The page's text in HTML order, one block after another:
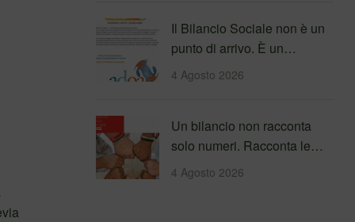
Il Bilancio Sociale non è un
punto di arrivo. È un
percorso che genera
valore!…
4 Agosto 2026
Un bilancio non racconta
solo numeri. Racconta le
persone incontrate, i
percorsi…
4 Agosto 2026